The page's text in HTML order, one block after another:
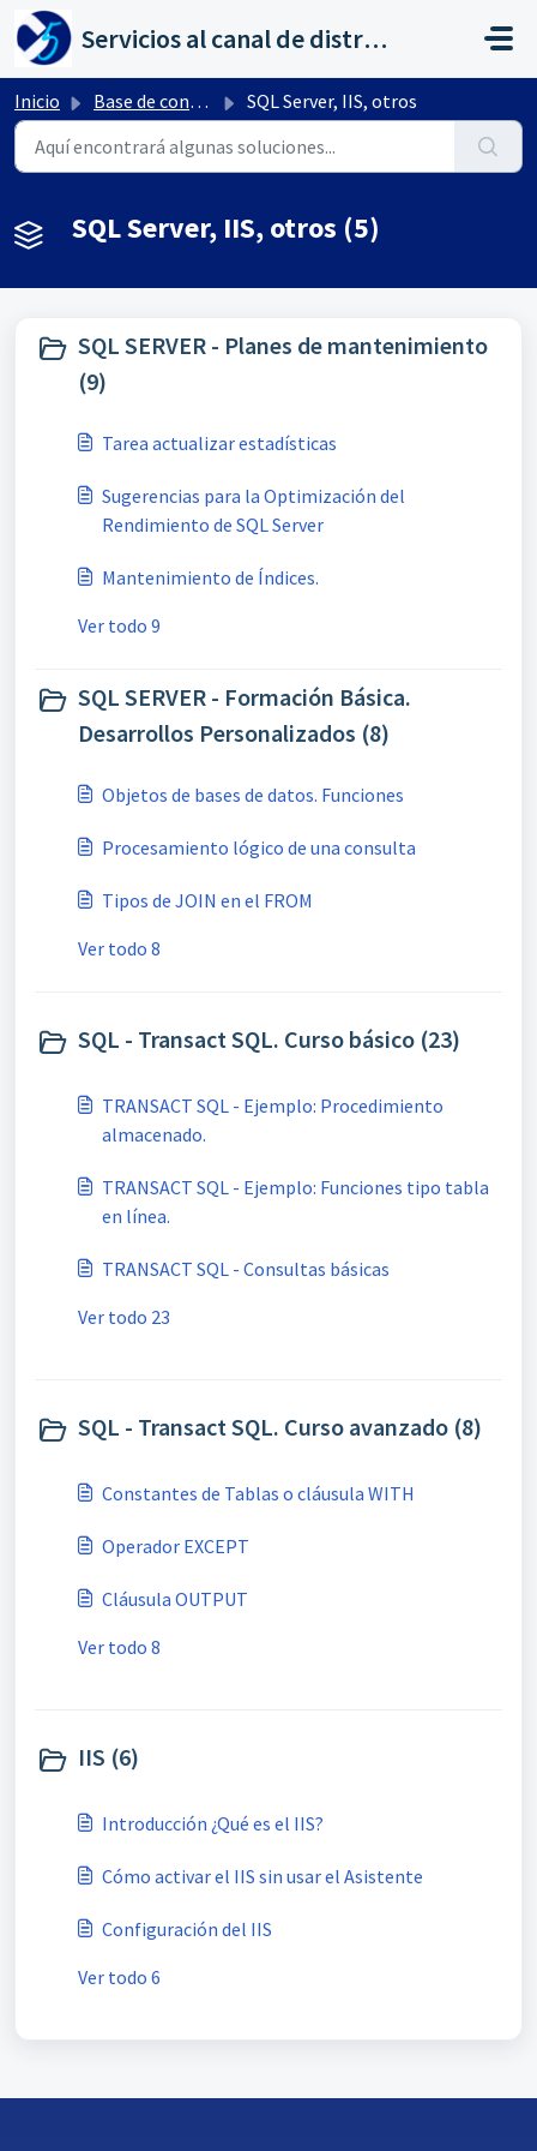
Saltar al contenido principal
Servicios al canal de distribución de AHORA
Inicio Base de conocimientos SQL Server, IIS, otros
SQL Server, IIS, otros (5)
SQL SERVER - Planes de mantenimiento
(9)
Tarea actualizar estadísticas
Sugerencias para la Optimización del
Rendimiento de SQL Server
Mantenimiento de Índices.
Ver todo 9
SQL SERVER - Formación Básica.
Desarrollos Personalizados (8)
Objetos de bases de datos. Funciones
Procesamiento lógico de una consulta
Tipos de JOIN en el FROM
Ver todo 8
SQL - Transact SQL. Curso básico (23)
TRANSACT SQL - Ejemplo: Procedimiento
almacenado.
TRANSACT SQL - Ejemplo: Funciones tipo tabla
en línea.
TRANSACT SQL - Consultas básicas
Ver todo 23
SQL - Transact SQL. Curso avanzado (8)
Constantes de Tablas o cláusula WITH
Operador EXCEPT
Cláusula OUTPUT
Ver todo 8
IIS (6)
Introducción ¿Qué es el IIS?
Cómo activar el IIS sin usar el Asistente
Configuración del IIS
Ver todo 6